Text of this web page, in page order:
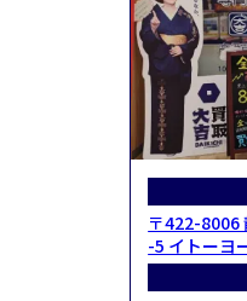
〒422-8006
-5 イトーヨ